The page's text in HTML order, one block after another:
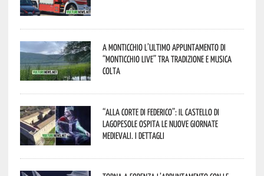
A Monticchio l’ultimo appuntamento di
“Monticchio Live” tra tradizione e musica
colta
“Alla corte di Federico”: il Castello di
Lagopesole ospita le nuove Giornate
Medievali. I dettagli